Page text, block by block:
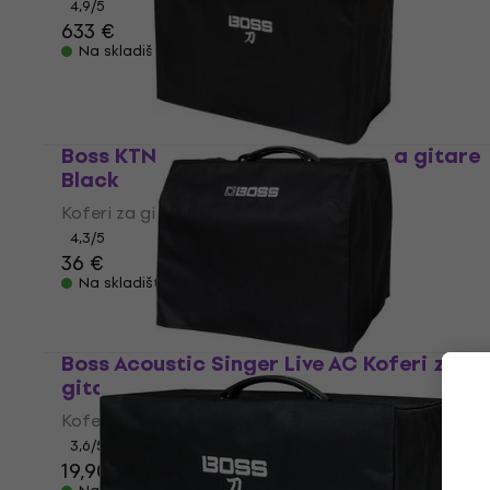
4,9/5
633 €
Na skladištu
Boss KTN212 Katana AC Koferi za gitare
Black
Koferi za gitare
4,3/5
36 €
Na skladištu
Boss Acoustic Singer Live AC Koferi za
gitare Black
Koferi za gitare
3,6/5
19,90 €